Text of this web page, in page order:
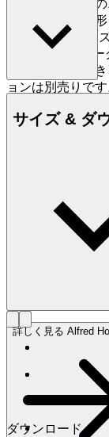
りとしたライン
の椅子は、正方
のOutdoorシリ
す。FSC認証チ
アームレスト付
ョンは別売りです
ホーマンはシン
度とし、そのあ
い追求が窺えま
館、駅、個人住
け、その一つ一
1987年、ホーマ
ペンハーゲンの
ェクトに取り組
本、ロシア、ヨ
を行いました。
おいて、レッド
はじめ、数々の
ド・ホーマンは
詳しく見る Alfred
サイズ & ダ
ダウンロード